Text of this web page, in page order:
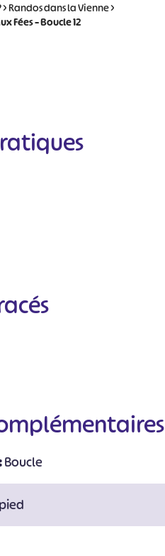
>Randos dans la Vienne>
Fées – Boucle 12
Boucle
# #